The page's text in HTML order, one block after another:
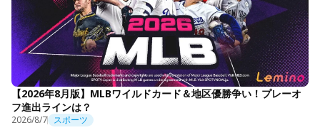
【2026年8月版】MLBワイルドカード＆地区優勝争い！プレーオ
フ進出ラインは？
2026/8/7 スポーツ